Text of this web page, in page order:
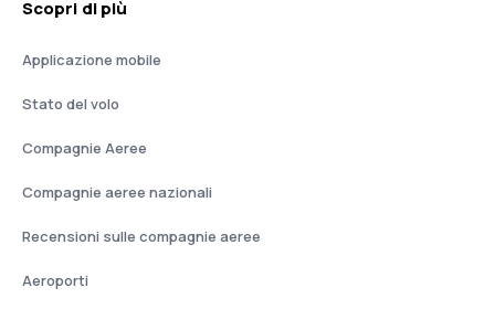
Scopri di più
Applicazione mobile
Stato del volo
Compagnie Aeree
Compagnie aeree nazionali
Recensioni sulle compagnie aeree
Aeroporti